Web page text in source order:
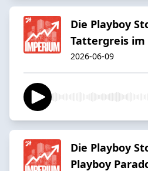
Die Playboy
Tattergreis im
2026-06-09
Die Playboy
Playboy